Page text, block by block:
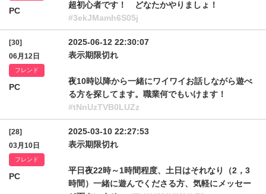
PC
超初心者です！ どなたかやりましょ！
#3ekJMamh6S05j
[30]
06月12日
フレンド
PC
2025-06-12 22:30:07
表示期限切れ
夜10時以降から一緒にワイワイお話しながら遊べ
る方を探してます。職業何でもいけます！
#tNnUzTVB0LUZz
[28]
03月10日
フレンド
PC
2025-03-10 22:27:53
表示期限切れ
平日夜22時～1時間程度、土日はそれなり（2，3
時間）一緒に遊んでくださる方、気軽にメッセー